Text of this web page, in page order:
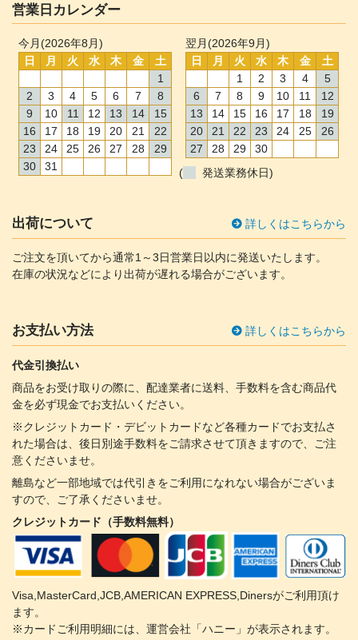
営業日カレンダー
今月(2026年8月)
日
月 火 水 木 金
土
1
2
3 4 5 6 7
8
9
10 11 12 13 14
15
16
17 18 19 20 21
22
23
24 25 26 27 28
29
30
31
翌月(2026年9月)
日
月 火 水 木 金
土
1
2 3 4
5
6
7 8 9 10 11
12
13
14 15 16 17 18
19
20
21 22 23 24 25
26
27
28 29
30
(
発送業務休日)
出荷について 詳しくはこちらから
ご注文を頂いてから通常1～3日営業日以内に発送いたします。
在庫の状況などにより出荷が遅れる場合がございます。
お支払い方法 詳しくはこちらから
代金引換払い
商品をお受け取りの際に、配達業者に送料、手数料を含む商品代
金を必ず現金でお支払いください。
※クレジットカード・デビットカードなど各種カードでお支払さ
れた場合は、後日別途手数料をご請求させて頂きますので、ご注
意くださいませ。
離島など一部地域では代引きをご利用になれない場合がございま
すので、ご了承くださいませ。
クレジットカード（手数料無料）
Visa,MasterCard,JCB,AMERICAN EXPRESS,Dinersがご利用頂け
ます。
※カードご利用明細には、運営会社「ハニー」が表示されます。